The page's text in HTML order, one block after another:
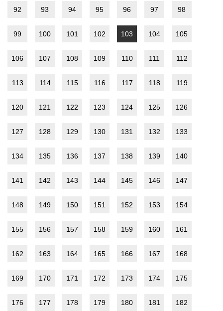
92 93 94 95 96 97 98
99 100 101 102 103 104 105
106 107 108 109 110 111 112
113 114 115 116 117 118 119
120 121 122 123 124 125 126
127 128 129 130 131 132 133
134 135 136 137 138 139 140
141 142 143 144 145 146 147
148 149 150 151 152 153 154
155 156 157 158 159 160 161
162 163 164 165 166 167 168
169 170 171 172 173 174 175
176 177 178 179 180 181 182